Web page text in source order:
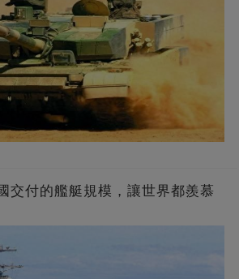
交付的艦艇規模，讓世界都羨慕